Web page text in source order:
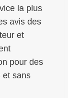
la plus
avis des
et
pour des
et sans